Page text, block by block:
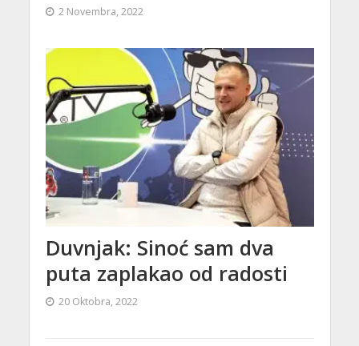
2 Novembra, 2022
Duvnjak: Sinoć sam dva
puta zaplakao od radosti
20 Oktobra, 2022